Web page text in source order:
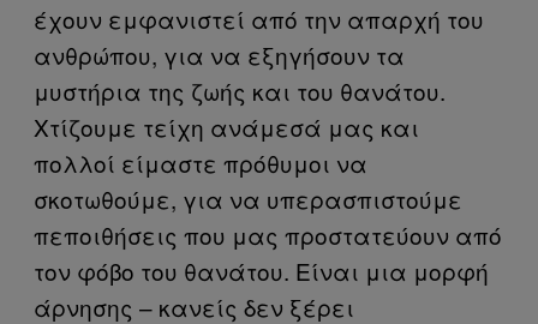
έχουν εμφανιστεί από την απαρχή του
ανθρώπου, για να εξηγήσουν τα
μυστήρια της ζωής και του θανάτου.
Χτίζουμε τείχη ανάμεσά μας και
πολλοί είμαστε πρόθυμοι να
σκοτωθούμε, για να υπερασπιστούμε
πεποιθήσεις που μας προστατεύουν από
τον φόβο του θανάτου. Είναι μια μορφή
άρνησης – κανείς δεν ξέρει